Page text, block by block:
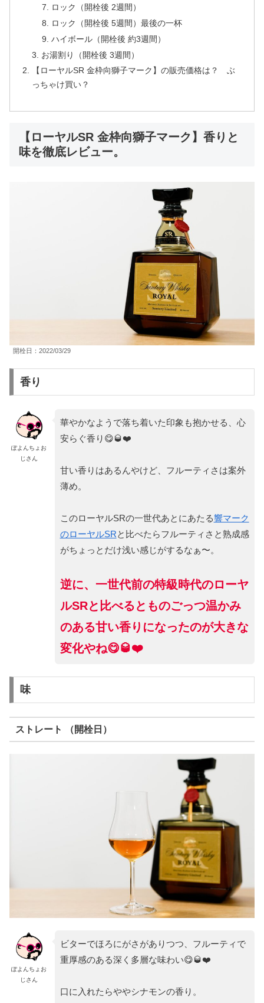
ロック（開栓後 2週間）
ロック（開栓後 5週間）最後の一杯
ハイボール（開栓後 約3週間）
お湯割り（開栓後 3週間）
【ローヤルSR 金枠向獅子マーク】の販売価格は？ ぶ
っちゃけ買い？
【ローヤルSR 金枠向獅子マーク】香りと
味を徹底レビュー。
開栓日：2022/03/29
香り
ぽよんちょお
じさん
華やかなようで落ち着いた印象も抱かせる、心
安らぐ香り😋🥃❤️
甘い香りはあるんやけど、フルーティさは案外
薄め。
このローヤルSRの一世代あとにあたる響マーク
のローヤルSRと比べたらフルーティさと熟成感
がちょっとだけ浅い感じがするなぁ〜。
逆に、一世代前の特級時代のローヤ
ルSRと比べるとものごっつ温かみ
のある甘い香りになったのが大きな
変化やね😋🥃❤️
味
ストレート （開栓日）
ぽよんちょお
じさん
ビターでほろにがさがありつつ、フルーティで
重厚感のある深く多層な味わい😋🥃❤️
口に入れたらややシナモンの香り。